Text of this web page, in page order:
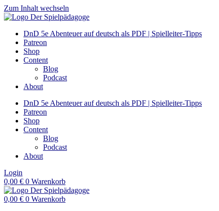
Zum Inhalt wechseln
DnD 5e Abenteuer auf deutsch als PDF | Spielleiter-Tipps
Patreon
Shop
Content
Blog
Podcast
About
DnD 5e Abenteuer auf deutsch als PDF | Spielleiter-Tipps
Patreon
Shop
Content
Blog
Podcast
About
Login
0,00 € 0 Warenkorb
0,00 € 0 Warenkorb